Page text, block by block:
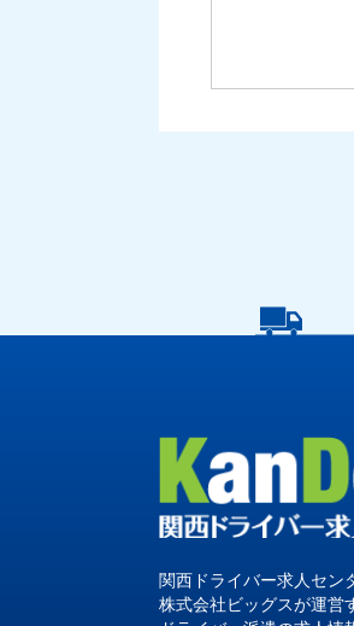
関西ドライバー求人セン
株式会社ビッグスが運営